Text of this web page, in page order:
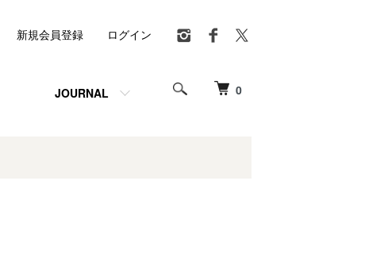
0
JOURNAL
新規会員登録 ログイン